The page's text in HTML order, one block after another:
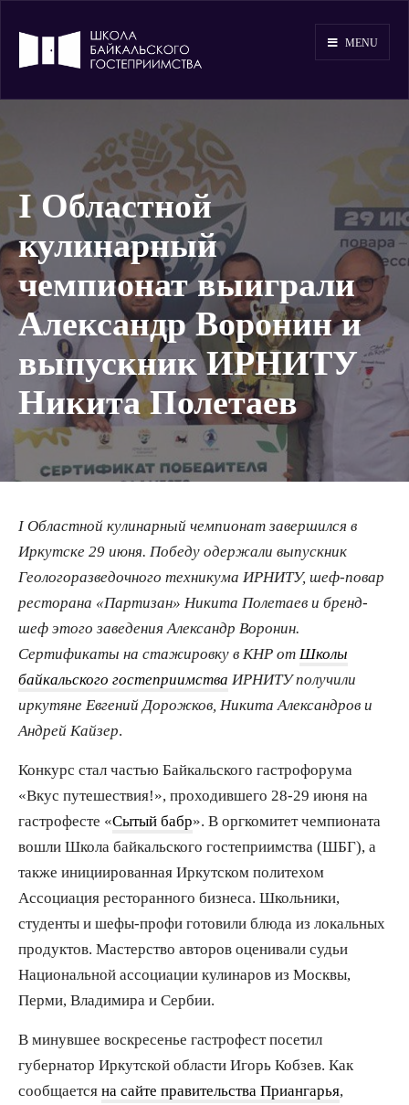
MENU
I Областной
кулинарный
чемпионат выиграли
Александр Воронин и
выпускник ИРНИТУ
Никита Полетаев
I Областной кулинарный чемпионат завершился в
Иркутске 29 июня. Победу одержали выпускник
Геологоразведочного техникума ИРНИТУ, шеф-повар
ресторана «Партизан» Никита Полетаев и бренд-
шеф этого заведения Александр Воронин.
Сертификаты на стажировку в КНР от Школы
байкальского гостеприимства ИРНИТУполучили
иркутяне Евгений Дорожков, Никита Александров и
Андрей Кайзер.
Конкурс стал частью Байкальского гастрофорума
«Вкус путешествия!», проходившего 28-29 июня на
гастрофесте «Сытый бабр». В оргкомитет чемпионата
вошли Школа байкальского гостеприимства (ШБГ), а
также инициированная Иркутском политехом
Ассоциация ресторанного бизнеса. Школьники,
студенты и шефы-профи готовили блюда из локальных
продуктов. Мастерство авторов оценивали судьи
Национальной ассоциации кулинаров из Москвы,
Перми, Владимира и Сербии.
В минувшее воскресенье гастрофест посетил
губернатор Иркутской области Игорь Кобзев. Как
сообщается на сайте правительства Приангарья,